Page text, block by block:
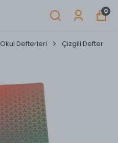
0
Okul Defterleri Çizgili Defter